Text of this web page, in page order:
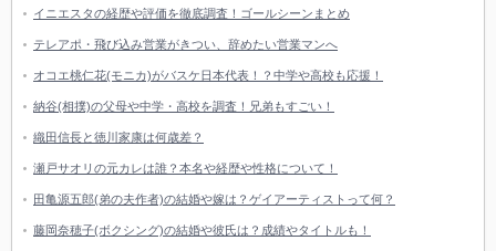
イニエスタの経歴や評価を徹底調査！ゴールシーンまとめ
テレアポ・飛び込み営業がきつい、辞めたい営業マンへ
オコエ桃仁花(モニカ)がバスケ日本代表！？中学や高校も応援！
納谷(相撲)の父母や中学・高校を調査！兄弟もすごい！
織田信長と徳川家康は何歳差？
瀬戸サオリの元カレは誰？本名や経歴や性格について！
田亀源五郎(弟の夫作者)の結婚や嫁は？ゲイアーティストって何？
藤岡奈穂子(ボクシング)の結婚や彼氏は？成績やタイトルも！